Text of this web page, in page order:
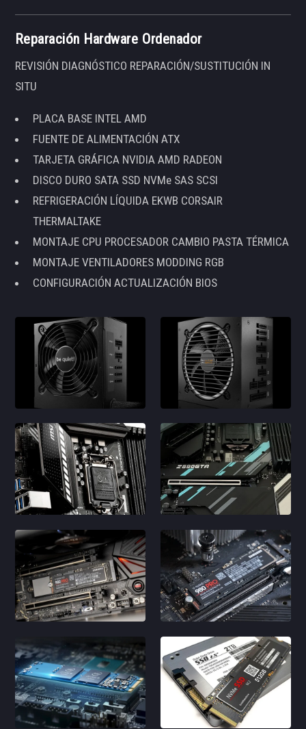
Reparación Hardware Ordenador
REVISIÓN DIAGNÓSTICO REPARACIÓN/SUSTITUCIÓN IN
SITU
PLACA BASE INTEL AMD
FUENTE DE ALIMENTACIÓN ATX
TARJETA GRÁFICA NVIDIA AMD RADEON
DISCO DURO SATA SSD NVMe SAS SCSI
REFRIGERACIÓN LÍQUIDA EKWB CORSAIR
THERMALTAKE
MONTAJE CPU PROCESADOR CAMBIO PASTA TÉRMICA
MONTAJE VENTILADORES MODDING RGB
CONFIGURACIÓN ACTUALIZACIÓN BIOS